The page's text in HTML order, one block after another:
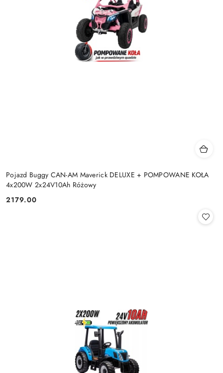
Pojazd Buggy CAN-AM Maverick DELUXE + POMPOWANE KOŁA
4x200W 2x24V10Ah Różowy
Cena:
2179.00